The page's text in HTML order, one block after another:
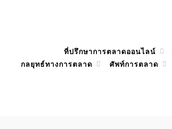
ที่ปรึกษาการตลาดออนไลน์
กลยุทธ์ทางการตลาด
ศัพท์การตลาด